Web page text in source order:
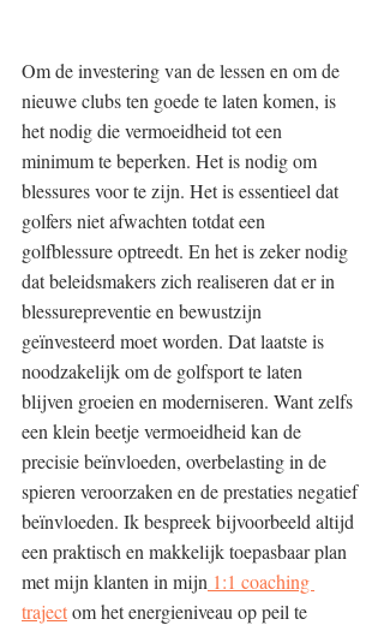
Om de investering van de lessen en om de
nieuwe clubs ten goede te laten komen, is
het nodig die vermoeidheid tot een
minimum te beperken. Het is nodig om
blessures voor te zijn. Het is essentieel dat
golfers niet afwachten totdat een
golfblessure optreedt. En het is zeker nodig
dat beleidsmakers zich realiseren dat er in
blessurepreventie en bewustzijn
geïnvesteerd moet worden. Dat laatste is
noodzakelijk om de golfsport te laten
blijven groeien en moderniseren. Want zelfs
een klein beetje vermoeidheid kan de
precisie beïnvloeden, overbelasting in de
spieren veroorzaken en de prestaties negatief
beïnvloeden. Ik bespreek bijvoorbeeld altijd
een praktisch en makkelijk toepasbaar plan
met mijn klanten in mijn 1:1 coaching
traject om het energieniveau op peil te